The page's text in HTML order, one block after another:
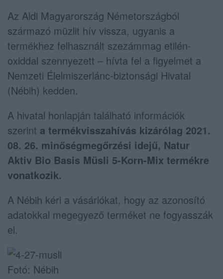
Az Aldi Magyarország Németországból
származó müzlit hív vissza, ugyanis a
termékhez felhasznált szezámmag etilén-
oxiddal szennyezett – hívta fel a figyelmet a
Nemzeti Élelmiszerlánc-biztonsági Hivatal
(Nébih) kedden.
A hivatal honlapján található információk
szerint a termékvisszahívás kizárólag 2021.
08. 26. minőségmegőrzési idejű, Natur
Aktiv Bio Basis Müsli 5-Korn-Mix termékre
vonatkozik.
A Nébih kéri a vásárlókat, hogy az azonosító
adatokkal megegyező terméket ne fogyasszák
el.
Fotó: Nébih